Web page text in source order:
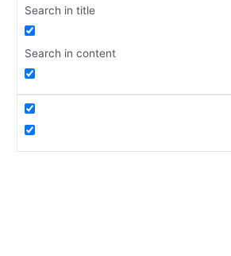
Search in title
Search in content